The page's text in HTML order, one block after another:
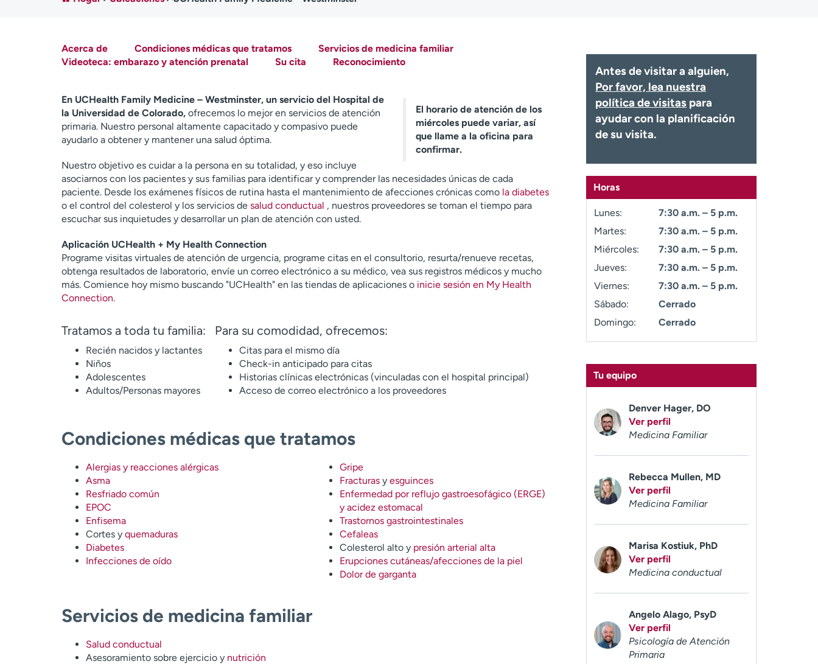
Acerca de Condiciones médicas que tratamos
Servicios de medicina familiar
Videoteca: embarazo y atención prenatal
Su cita Reconocimiento
Antes de visitar a alguien,
Por favor, lea nuestra
política de visitas para
ayudar con la planificación
de su visita.
Horas
Lunes:
7:30 a.m. – 5 p.m.
Martes:
7:30 a.m. – 5 p.m.
Miércoles:
7:30 a.m. – 5 p.m.
Jueves:
7:30 a.m. – 5 p.m.
Viernes:
7:30 a.m. – 5 p.m.
Sábado:
Cerrado
Domingo:
Cerrado
Tu equipo
Denver Hager, DO
Ver perfil
Medicina Familiar
Rebecca Mullen, MD
Ver perfil
Medicina Familiar
Marisa Kostiuk, PhD
Ver perfil
Medicina conductual
Angelo Alago, PsyD
Ver perfil
Psicología de Atención
Primaria
El horario de atención de los
miércoles puede variar, así
que llame a la oficina para
confirmar.
En UCHealth Family Medicine – Westminster, un servicio del Hospital de
la Universidad de Colorado,ofrecemos lo mejor en servicios de atención
primaria. Nuestro personal altamente capacitado y compasivo puede
ayudarlo a obtener y mantener una salud óptima.
Nuestro objetivo es cuidar a la persona en su totalidad, y eso incluye
asociarnos con los pacientes y sus familias para identificar y comprender las necesidades únicas de cada
paciente. Desde los exámenes físicos de rutina hasta el mantenimiento de afecciones crónicas como la diabetes
o el control del colesterol y los servicios de salud conductual , nuestros proveedores se toman el tiempo para
escuchar sus inquietudes y desarrollar un plan de atención con usted.
Aplicación UCHealth + My Health Connection
Programe visitas virtuales de atención de urgencia, programe citas en el consultorio, resurta/renueve recetas,
obtenga resultados de laboratorio, envíe un correo electrónico a su médico, vea sus registros médicos y mucho
más. Comience hoy mismo buscando "UCHealth" en las tiendas de aplicaciones o inicie sesión en My Health
Connection.
Tratamos a toda tu familia: Para su comodidad, ofrecemos:
Recién nacidos y lactantes
Niños
Adolescentes
Adultos/Personas mayores
Citas para el mismo día
Check-in anticipado para citas
Historias clínicas electrónicas (vinculadas con el hospital principal)
Acceso de correo electrónico a los proveedores
Condiciones médicas que tratamos
Alergias y reacciones alérgicas
Asma
Resfriado común
EPOC
Enfisema
Cortes y quemaduras
Diabetes
Infecciones de oído
Gripe
Fracturasy esguinces
Enfermedad por reflujo gastroesofágico (ERGE)
y acidez estomacal
Trastornos gastrointestinales
Cefaleas
Colesterol alto y presión arterial alta
Erupciones cutáneas/afecciones de la piel
Dolor de garganta
Servicios de medicina familiar
Salud conductual
Asesoramiento sobre ejercicio y nutrición